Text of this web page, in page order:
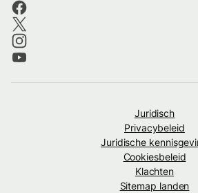
Juridisch
Privacybeleid
Juridische
Cookiesbeleid
Klachten
Sitemap landen